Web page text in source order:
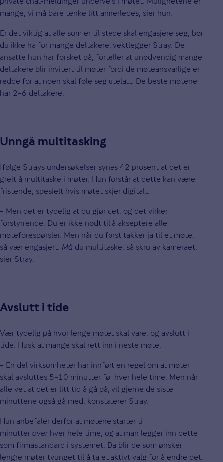
mange, vi må bare tenke litt annerledes, sier hun.
Er det viktig at alle som er til stede skal engasjere seg, bør
du ikke ha for mange deltakere, vektlegger Stray. De
ansatte hun har forsket på, forteller at unødvendig mange
deltakere blir invitert til møter fordi de møteansvarlige er
redde for at noen skal føle seg utelatt. De beste møtene
har 2–6 deltakere.
Unngå multitasking
Ifølge Strays undersøkelser synes 42 prosent at det er
greit å multitaske i møter. Hun forstår at dette kan være
fristende, spesielt hvis møtet skjer digitalt.
– Men det er tydelig at du gjør det, og det virker
forstyrrende. Du er ikke nødt til å akseptere alle
møteforespørsler. Men når du først takker ja til et møte,
så vær engasjert. Må du multitaske, så skru av kameraet,
sier Stray.
Avslutt i tide
Vær tydelig på hvor lenge møtet skal vare, og avslutt i
tide. Husk at mange skal rett inn i neste møte.
– En del virksomheter har innført en regel om at møter
skal avsluttes 5­–10 minutter før hver hele time. Men når
alle vet at det er litt tid å gå på, vil gjerne de siste
minuttene også gå med, konstaterer Stray.
Hun anbefaler derfor at møtene starter ti
minutter over hver hele time, og at man legger inn dette
som firmastandard i systemet. Da blir de som ønsker
lengre møter tvunget til å ta et aktivt valg for å endre det.